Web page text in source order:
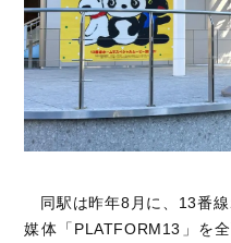
同駅は昨年8月に、13番
媒体「PLATFORM13」を